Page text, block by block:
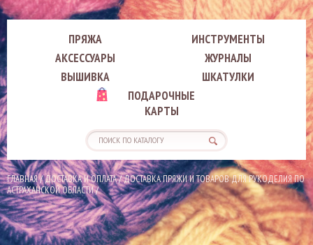
ПРЯЖА
ИНСТРУМЕНТЫ
АКСЕССУАРЫ
ЖУРНАЛЫ
ВЫШИВКА
ШКАТУЛКИ
ПОДАРОЧНЫЕ
КАРТЫ
ГЛАВНАЯ/ДОСТАВКА И ОПЛАТА/ДОСТАВКА ПРЯЖИ И ТОВАРОВ ДЛЯ РУКОДЕЛИЯ ПО
АСТРАХАНСКОЙ ОБЛАСТИ/